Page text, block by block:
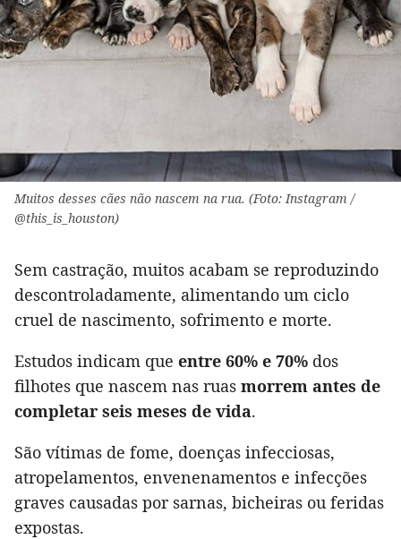
Muitos desses cães não nascem na rua. (Foto: Instagram /
@this_is_houston)
Sem castração, muitos acabam se reproduzindo
descontroladamente, alimentando um ciclo
cruel de nascimento, sofrimento e morte.
Estudos indicam que entre 60% e 70% dos
filhotes que nascem nas ruas morrem antes de
completar seis meses de vida.
São vítimas de fome, doenças infecciosas,
atropelamentos, envenenamentos e infecções
graves causadas por sarnas, bicheiras ou feridas
expostas.